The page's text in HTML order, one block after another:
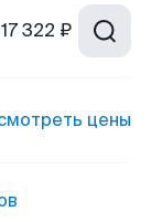
17 322 ₽
цены